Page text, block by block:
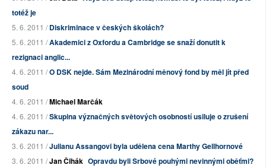
totéž je
5. 6. 2011 /Diskriminace v českých školách?
5. 6. 2011 /Akademici z Oxfordu a Cambridge se snaží donutit k
rezignaci anglic...
4. 6. 2011 /O DSK nejde. Sám Mezinárodní měnový fond by měl jít před
soud
4. 6. 2011 /Michael Marčák
4. 6. 2011 /Skupina význačných světových osobností usiluje o zrušení
zákazu nar...
3. 6. 2011 /Julianu Assangovi byla udělena cena Marthy Gellhornové
3. 6. 2011 /Jan Čihák Opravdu byli Srbové pouhými nevinnými oběťmi?